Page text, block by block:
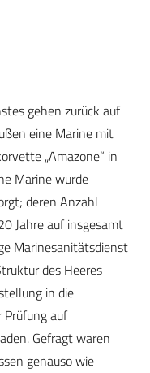
gehen zurück auf
eine Marine mit
„Amazone“ in
Marine wurde
deren Anzahl
Jahre auf insgesamt
Marinesanitätsdienst
des Heeres
in die
Prüfung auf
Gefragt waren
genauso wie